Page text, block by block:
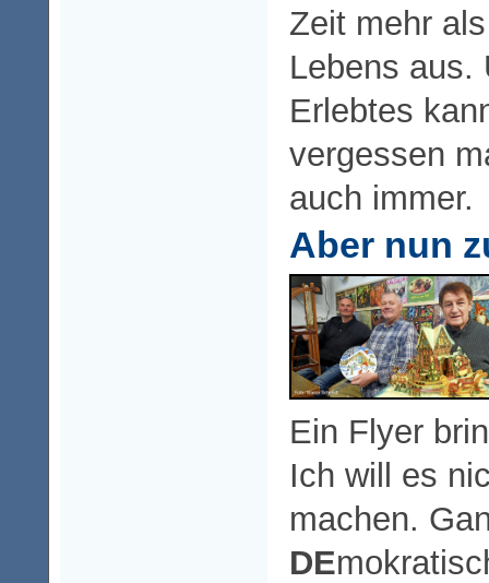
Zeit mehr
Lebens aus.
Erlebtes
vergessen
auch immer.
Aber nun
Ein Flyer
Ich will es
machen.
DE